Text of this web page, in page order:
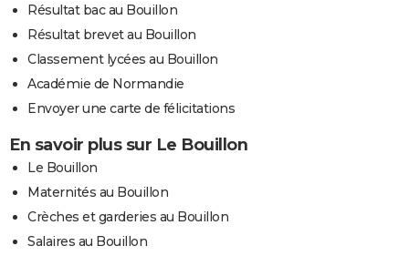
Résultat bac au Bouillon
Résultat brevet au Bouillon
Classement lycées au Bouillon
Académie de Normandie
Envoyer une carte de félicitations
En savoir plus sur Le Bouillon
Le Bouillon
Maternités au Bouillon
Crèches et garderies au Bouillon
Salaires au Bouillon